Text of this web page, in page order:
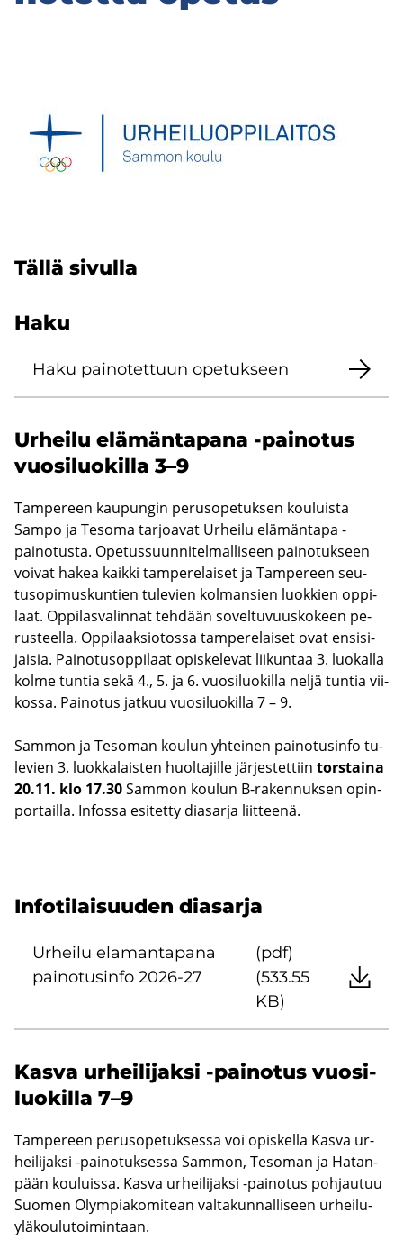
Tällä si­vul­la
Haku
Haku pai­no­tet­tuun ope­tuk­seen
Ur­hei­lu elä­män­ta­pa­na -​painotus
vuo­si­luo­kil­la 3–9
Tam­pe­reen kau­pun­gin pe­rus­o­pe­tuk­sen kou­luis­ta
Sampo ja Te­so­ma tar­joa­vat Ur­hei­lu elä­män­ta­pa -​
painotusta. Ope­tus­suun­ni­tel­mal­li­seen pai­no­tuk­seen
voi­vat hakea kaik­ki tam­pe­re­lai­set ja Tam­pe­reen seu­
tuso­pi­mus­kun­tien tu­le­vien kol­man­sien luok­kien op­pi­
laat. Op­pi­las­va­lin­nat teh­dään so­vel­tu­vuus­ko­keen pe­
rus­teel­la. Op­pi­laak­sio­tos­sa tam­pe­re­lai­set ovat en­si­si­
jai­sia. Pai­no­tusop­pi­laat opis­ke­le­vat lii­kun­taa 3. luo­kal­la
kolme tun­tia sekä 4., 5. ja 6. vuo­si­luo­kil­la neljä tun­tia vii­
kos­sa. Pai­no­tus jat­kuu vuo­si­luo­kil­la 7 – 9.
Sam­mon ja Te­so­man kou­lun yh­tei­nen pai­no­tusin­fo tu­
le­vien 3. luok­ka­lais­ten huol­ta­jil­le jär­jes­tet­tiin tors­tai­na
20.11. klo 17.30Sam­mon kou­lun B-​rakennuksen opin­
por­tail­la. In­fos­sa esi­tet­ty dia­sar­ja liit­tee­nä.
In­fo­ti­lai­suu­den dia­sar­ja
Ur­hei­lu ela­man­ta­pa­na
pai­no­tusin­fo 2026-27
(pdf)
(533.55
KB)
Kasva ur­hei­li­jak­si -​painotus vuo­si­
luo­kil­la 7–9
Tam­pe­reen pe­rus­o­pe­tuk­ses­sa voi opis­kel­la Kasva ur­
hei­li­jak­si -​painotuksessa Sam­mon, Te­so­man ja Ha­tan­
pään kou­luis­sa. Kasva ur­hei­li­jak­si -​painotus poh­jau­tuu
Suo­men Olym­pia­ko­mi­tean val­ta­kun­nal­li­seen ur­hei­lu­
ylä­kou­lu­toi­min­taan.